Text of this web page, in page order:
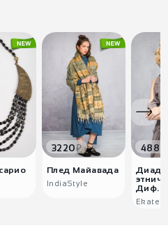
3220₽
Плед Майавада
IndiaStyle
4880
Диф..